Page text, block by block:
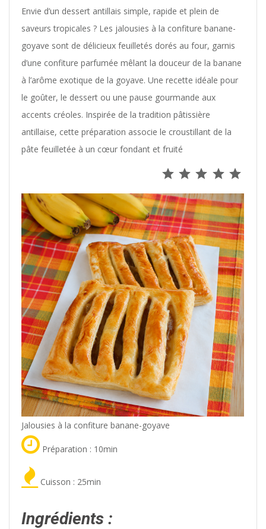
Envie d’un dessert antillais simple, rapide et plein de
saveurs tropicales ? Les jalousies à la confiture banane-
goyave sont de délicieux feuilletés dorés au four, garnis
d’une confiture parfumée mêlant la douceur de la banane
à l’arôme exotique de la goyave. Une recette idéale pour
le goûter, le dessert ou une pause gourmande aux
accents créoles. Inspirée de la tradition pâtissière
antillaise, cette préparation associe le croustillant de la
pâte feuilletée à un cœur fondant et fruité
Jalousies à la confiture banane-goyave
Préparation : 10min
Cuisson : 25min
Ingrédients :